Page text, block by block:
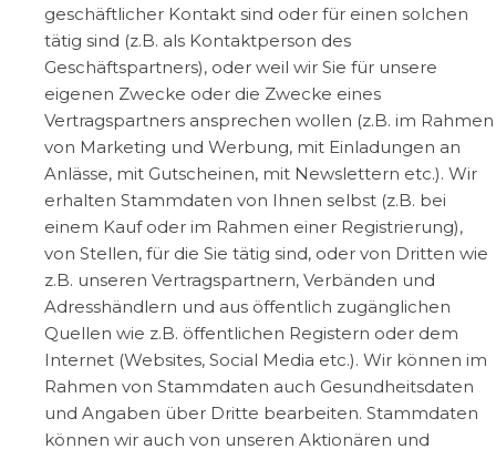
geschäftlicher Kontakt sind oder für einen solchen
tätig sind (z.B. als Kontaktperson des
Geschäftspartners), oder weil wir Sie für unsere
eigenen Zwecke oder die Zwecke eines
Vertragspartners ansprechen wollen (z.B. im Rahmen
von Marketing und Werbung, mit Einladungen an
Anlässe, mit Gutscheinen, mit Newslettern etc.). Wir
erhalten Stammdaten von Ihnen selbst (z.B. bei
einem Kauf oder im Rahmen einer Registrierung),
von Stellen, für die Sie tätig sind, oder von Dritten wie
z.B. unseren Vertragspartnern, Verbänden und
Adresshändlern und aus öffentlich zugänglichen
Quellen wie z.B. öffentlichen Registern oder dem
Internet (Websites, Social Media etc.). Wir können im
Rahmen von Stammdaten auch Gesundheitsdaten
und Angaben über Dritte bearbeiten. Stammdaten
können wir auch von unseren Aktionären und